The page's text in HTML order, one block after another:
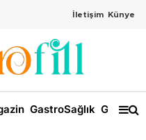
İletişim Künye
GastroSağlık